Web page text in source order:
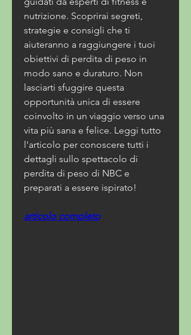
nutrizione. Scoprirai segreti,
strategie e consigli che ti
aiuteranno a raggiungere i tuoi
obiettivi di perdita di peso in
modo sano e duraturo. Non
lasciarti sfuggire questa
opportunità unica di essere
coinvolto in un viaggio verso una
vita più sana e felice. Leggi tutto
l'articolo per conoscere tutti i
dettagli sullo spettacolo di
perdita di peso di NBC e
preparati a essere ispirato!
articolo completo